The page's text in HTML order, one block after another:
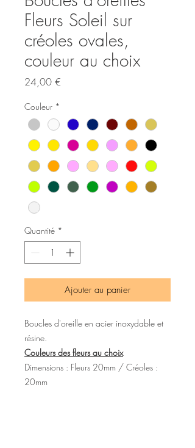
Fleurs Soleil sur
créoles ovales,
couleur au choix
24,00 €
Couleur *
Quantité *
Ajouter au panier
Boucles d'oreille en acier inoxydable et
résine.
Couleurs des fleurs au choix
Dimensions : Fleurs 20mm / Créoles :
20mm